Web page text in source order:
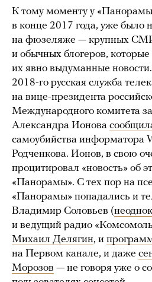
К тому моменту у
в конце 2017 года, уже было
на фюзеляже — крупных
и обычных блогеров,
их явно выдуманные
2018-го русская служба
на вице-президента
Международного комитета
Александра Ионова
самоубийства информатора
Родченкова. Ионов, в свою
процитировал «новость» об
«Панорамы». С тех пор на
«Панорамы» попадались и
Владимир Соловьев (
и ведущий радио
Михаил Делягин, и
на Первом канале, и даже
Морозов — не говоря уже о